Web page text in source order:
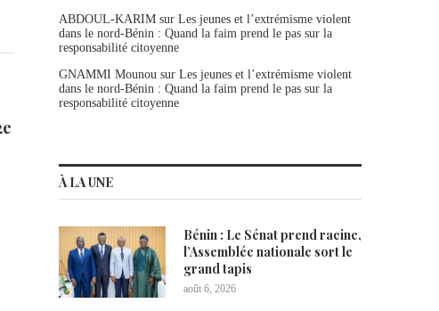
ABDOUL-KARIM sur Les jeunes et l’extrémisme violent
dans le nord-Bénin : Quand la faim prend le pas sur la
responsabilité citoyenne
GNAMMI Mounou sur Les jeunes et l’extrémisme violent
dans le nord-Bénin : Quand la faim prend le pas sur la
responsabilité citoyenne
À LA UNE
Bénin : Le Sénat prend racine,
l’Assemblée nationale sort le
grand tapis
août 6, 2026